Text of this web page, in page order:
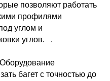
позволяют работать
профилями
углом и
углов. .
Оборудование
багет с точностью до